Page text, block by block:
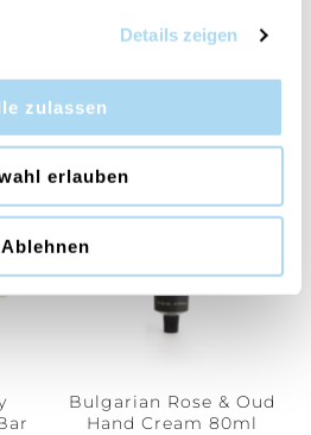
Details zeigen
zulassen
erlauben
Ablehnen
Premium Body Mist
Travel Spray 15ml
CHF 14.90
Bulgarian Rose & Oud
Hand Cream 80ml